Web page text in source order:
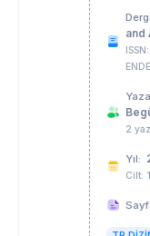
and
2
Yıl:
Cilt: